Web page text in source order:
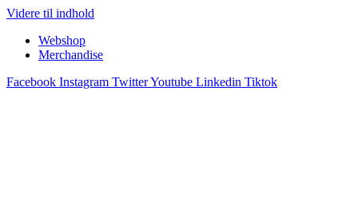
Videre til indhold
Webshop
Merchandise
Facebook Instagram TwitterYoutube Linkedin Tiktok